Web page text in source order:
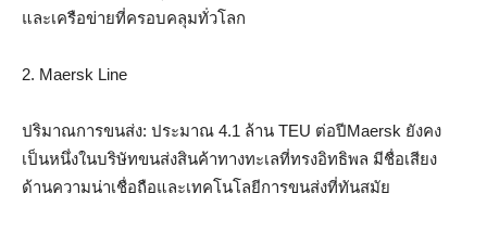
และเครือข่ายที่ครอบคลุมทั่วโลก
2. Maersk Line
ปริมาณการขนส่ง: ประมาณ 4.1 ล้าน TEU ต่อปีMaersk ยังคง
เป็นหนึ่งในบริษัทขนส่งสินค้าทางทะเลที่ทรงอิทธิพล มีชื่อเสียง
ด้านความน่าเชื่อถือและเทคโนโลยีการขนส่งที่ทันสมัย